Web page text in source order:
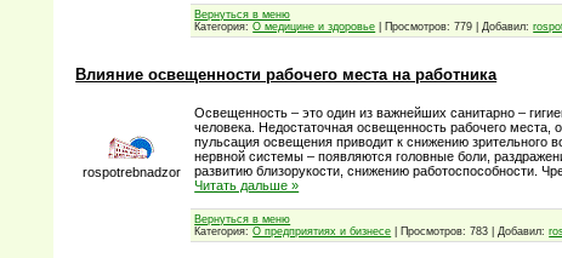
Вернуться в меню
Категория:О медицине и здоровье | Просмотров: 779 | Добавил:
Влияние освещенности рабочего места на работника
rospotrebnadzor
Освещенность – это один из важнейших санитарно –
человека. Недостаточная освещенность рабочего места,
пульсация освещения приводит к снижению зрительного
нервной системы – появляются головные боли,
развитию близорукости, снижению работоспособности.
Читать дальше »
Вернуться в меню
Категория:О предприятиях и бизнесе | Просмотров: 783 | Добавил: